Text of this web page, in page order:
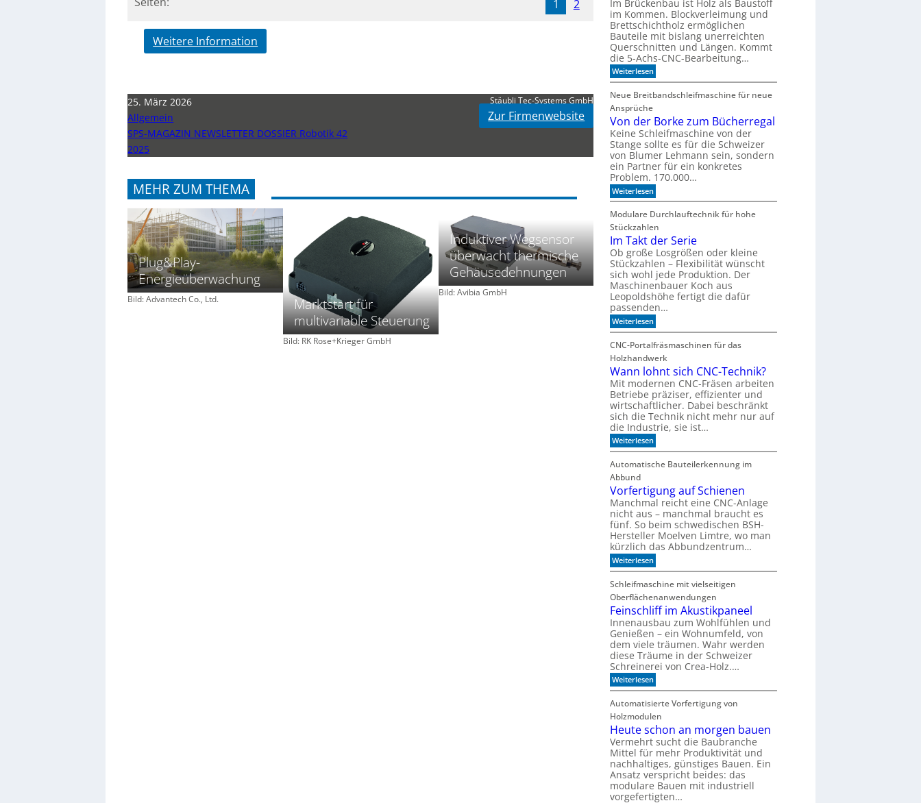
1 2
Weitere Information
25. März 2026
Allgemein
SPS-MAGAZIN NEWSLETTER DOSSIER Robotik 42
2025
Stäubli Tec-Systems GmbH
Zur Firmenwebsite
MEHR ZUM THEMA
Plug&Play-
Energieüberwachung
Bild: Advantech Co., Ltd.
Marktstart für
multivariable Steuerung
Bild: RK Rose+Krieger GmbH
Induktiver Wegsensor
überwacht thermische
Gehäusedehnungen
Bild: Avibia GmbH
o
d
e
l
l
e
n
e
t
o
F
o
r
m
u
l
a
i
l
l
Im Brückenbau ist Holz als Baustoff
im Kommen. Blockverleimung und
Brettschichtholz ermöglichen
Bauteile mit bislang unerreichten
Querschnitten und Längen. Kommt
die 5-Achs-CNC-Bearbeitung…
Weiterlesen:
C
N
C
g
e
s
t
ü
t
z
t
m
i
t
d
e
r
Z
e
t
g
e
h
e
n
Neue Breitbandschleifmaschine für neue
Ansprüche
Von der Borke zum Bücherregal
Keine Schleifmaschine von der
Stange sollte es für die Schweizer
von Blumer Lehmann sein, sondern
ein Partner für ein konkretes
Problem. 170.000…
Weiterlesen:
V
o
n
d
e
r
B
o
r
k
e
z
u
m
B
ü
h
e
r
r
e
g
a
l
Modulare Durchlauftechnik für hohe
Stückzahlen
Im Takt der Serie
Ob große Losgrößen oder kleine
Stückzahlen – Flexibilität wünscht
sich wohl jede Produktion. Der
Maschinenbauer Koch aus
Leopoldshöhe fertigt die dafür
passenden…
Weiterlesen:
I
m
T
a
k
t
d
e
r
S
e
r
i
e
CNC-Portalfräsmaschinen für das
Holzhandwerk
Wann lohnt sich CNC-Technik?
Mit modernen CNC-Fräsen arbeiten
Betriebe präziser, effizienter und
wirtschaftlicher. Dabei beschränkt
sich die Technik nicht mehr nur auf
die Industrie, sie ist…
Weiterlesen:
W
a
n
l
o
h
n
t
s
i
c
h
C
N
-
T
e
c
h
n
i
k
?
Automatische Bauteilerkennung im
Abbund
Vorfertigung auf Schienen
Manchmal reicht eine CNC-Anlage
nicht aus – manchmal braucht es
fünf. So beim schwedischen BSH-
Hersteller Moelven Limtre, wo man
kürzlich das Abbundzentrum…
Weiterlesen:
V
r
f
e
r
t
i
g
u
n
g
a
u
f
c
h
e
n
e
n
Schleifmaschine mit vielseitigen
Oberflächenanwendungen
Feinschliff im Akustikpaneel
Innenausbau zum Wohlfühlen und
Genießen – ein Wohnumfeld, von
dem viele träumen. Wahr werden
diese Träume in der Schweizer
Schreinerei von Crea-Holz.…
Weiterlesen:
F
i
n
s
c
h
i
f
f
i
Automatisierte Vorfertigung von
Holzmodulen
Heute schon an morgen bauen
Vermehrt sucht die Baubranche
Mittel für mehr Produktivität und
nachhaltiges, günstiges Bauen. Ein
Ansatz verspricht beides: das
modulare Bauen mit industriell
vorgefertigten…